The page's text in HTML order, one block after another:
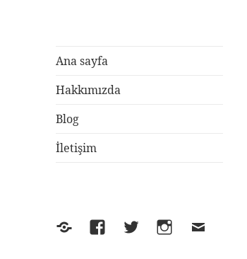
Ana sayfa
Hakkımızda
Blog
İletişim
Yelp FacebookTwitterInstagram
E-